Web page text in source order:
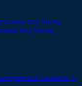
под Sirona